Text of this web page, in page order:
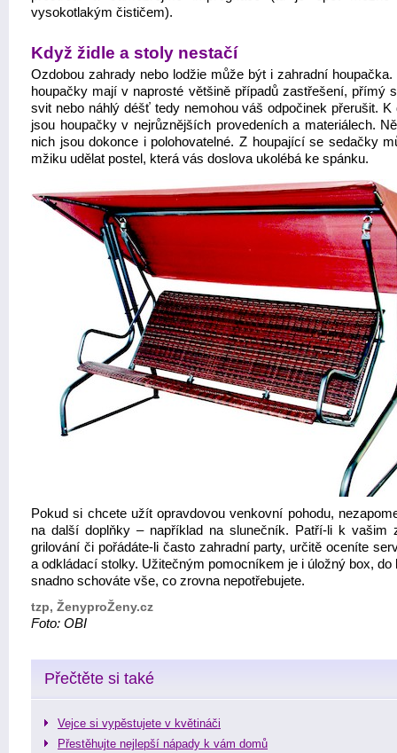
vysokotlakým čističem).
Když židle a stoly nestačí
Ozdobou zahrady nebo lodžie může být i zahradní houpačka.
houpačky mají v naprosté většině případů zastřešení, přímý
svit nebo náhlý déšť tedy nemohou váš odpočinek přerušit. K
jsou houpačky v nejrůznějších provedeních a materiálech.
nich jsou dokonce i polohovatelné. Z houpající se sedačky
mžiku udělat postel, která vás doslova ukolébá ke spánku.
Pokud si chcete užít opravdovou venkovní pohodu,
na další doplňky – například na slunečník. Patří-li k vašim
grilování či pořádáte-li často zahradní party, určitě oceníte
a odkládací stolky. Užitečným pomocníkem je i úložný box, do
snadno schováte vše, co zrovna nepotřebujete.
tzp, ŽenyproŽeny.cz
Foto: OBI
Přečtěte si také
Vejce si vypěstujete v květináči
Přestěhujte nejlepší nápady k vám domů